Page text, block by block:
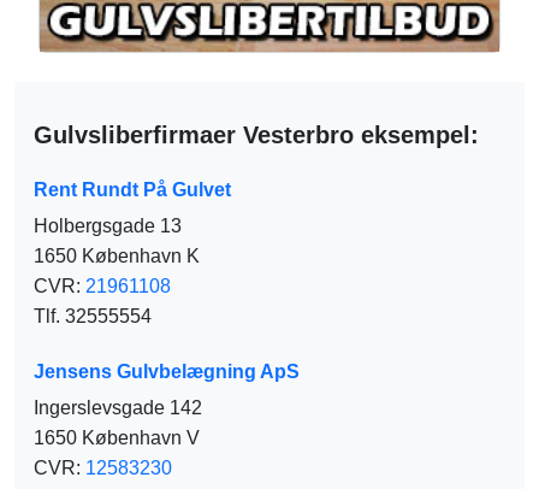
Gulvsliberfirmaer Vesterbro eksempel:
Rent Rundt På Gulvet
Holbergsgade 13
1650 København K
CVR: 21961108
Tlf. 32555554
Jensens Gulvbelægning ApS
Ingerslevsgade 142
1650 København V
CVR: 12583230